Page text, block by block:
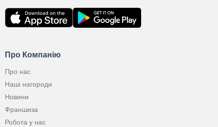
Про Компанію
Про нас
Наші нагороди
Новини
Франшиза
Робота у нас